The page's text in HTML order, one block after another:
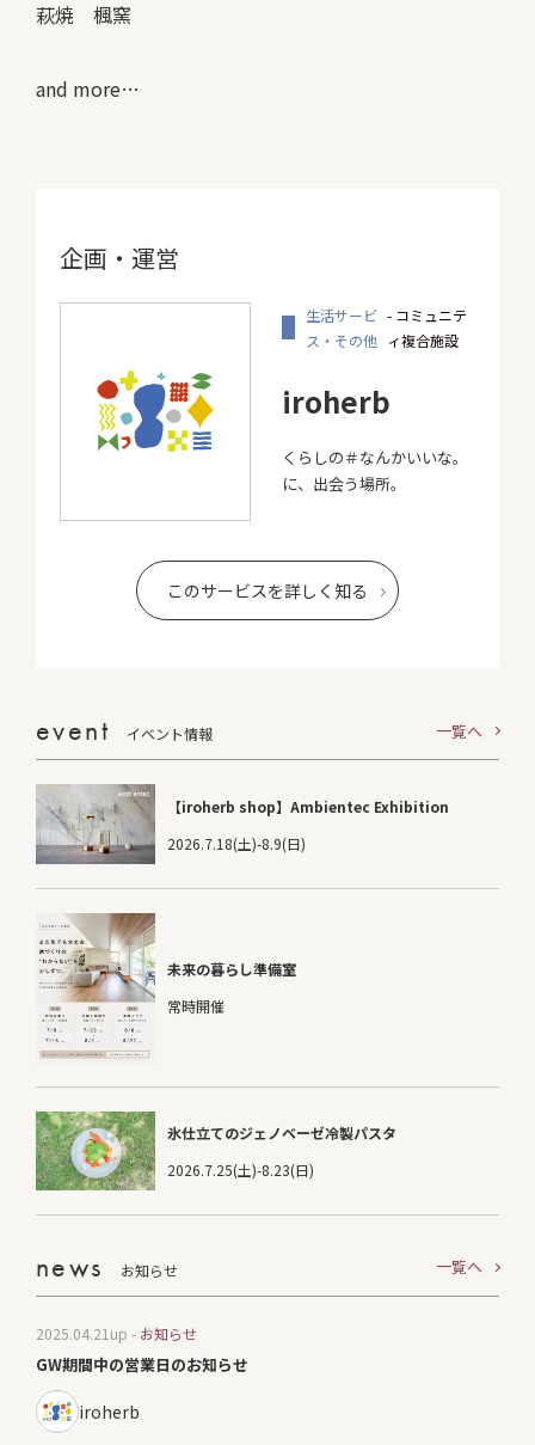
event イベント情報 一覧へ
【iroherb shop】Ambientec Exhibition
2026.7.18(土)-8.9(日)
未来の暮らし準備室
常時開催
氷仕立てのジェノベーゼ冷製パスタ
2026.7.25(土)-8.23(日)
news お知らせ 一覧へ
2025.04.21 up - お知らせ
GW期間中の営業日のお知らせ
iroherb
萩焼 楓窯
and more…
企画・運営
iroherb
生活サービ
ス・その他
- コミュニテ
ィ複合施設
くらしの＃なんかいいな。
に、出会う場所。
このサービスを詳しく知る